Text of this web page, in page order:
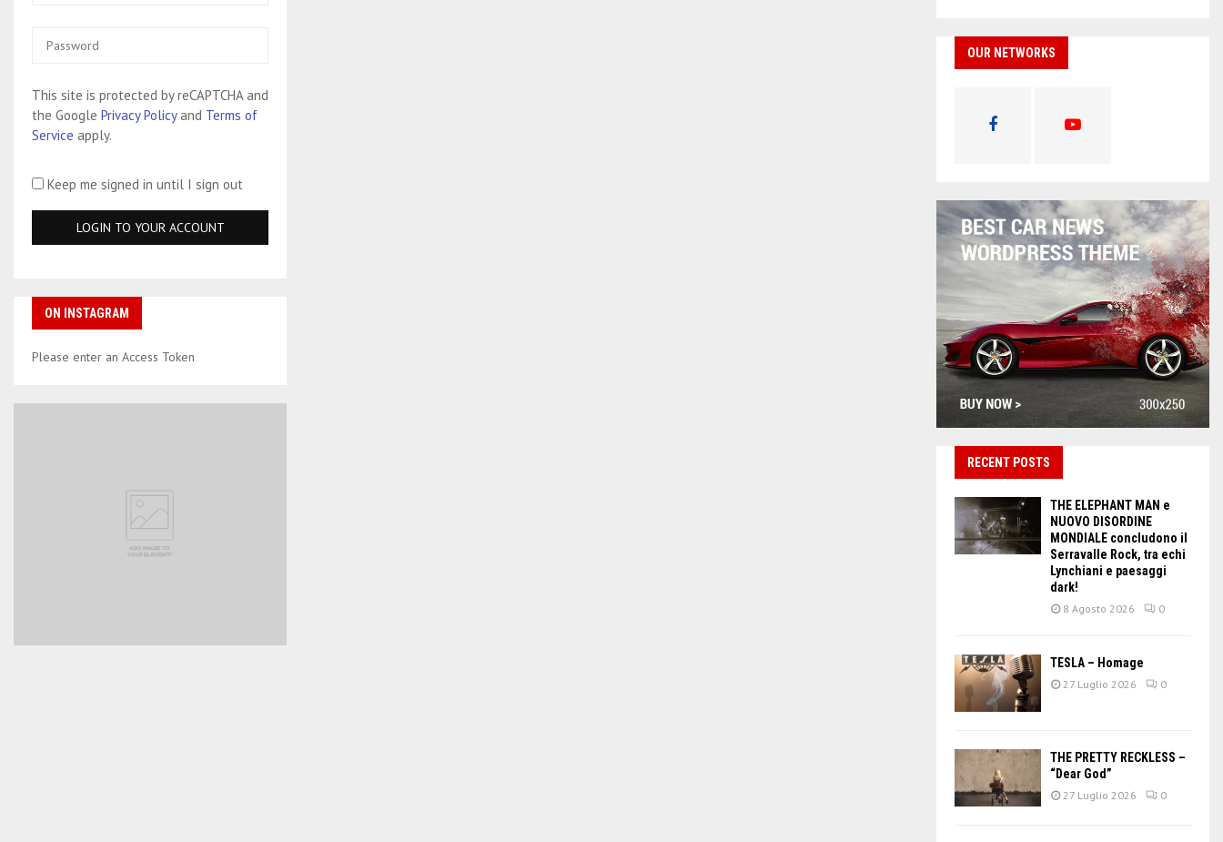
This site is protected by reCAPTCHA and
the Google Privacy Policyand Terms of
Service apply.
Keep me signed in until I sign out
ON INSTAGRAM
Please enter an Access Token
OUR NETWORKS
RECENT POSTS
THE ELEPHANT MAN e
NUOVO DISORDINE
MONDIALE concludono il
Serravalle Rock, tra echi
Lynchiani e paesaggi
dark!
8 Agosto 2026 0
TESLA – Homage
27 Luglio 2026 0
THE PRETTY RECKLESS –
“Dear God”
27 Luglio 2026 0